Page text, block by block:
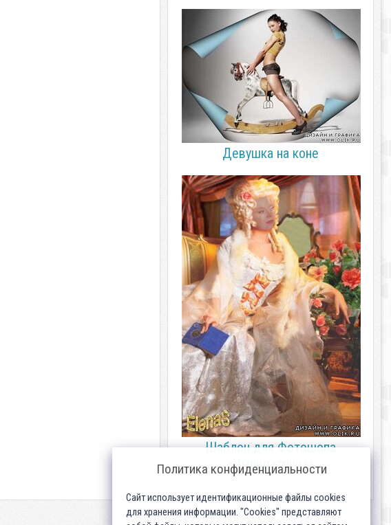
Девушка на коне
Шаблон для Фотошопа
«Императрица»
Политика конфиденциальности
Сайт использует идентификационные файлы cookies
для хранения информации. "Cookies" представляют